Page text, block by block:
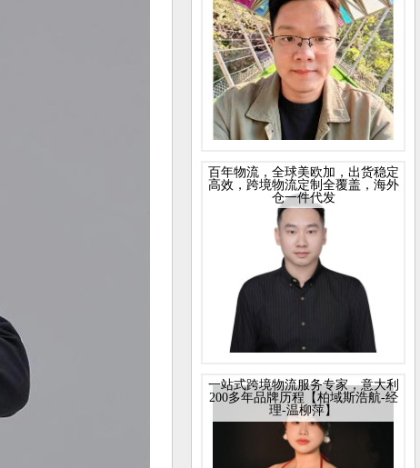
百年物流，全球美欧加，出货稳定
高效，跨境物流定制全覆盖，海外
仓一件代发
一站式跨境物流服务专家，意大利
200多年品牌历程【柏域斯浩航-经
理-温柳萍】